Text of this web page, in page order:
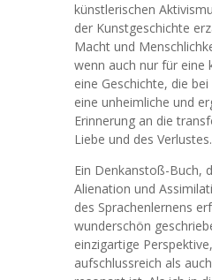
künstlerischen
der Kunstgeschichte
Macht und
wenn auch nur für eine
eine Geschichte, die
eine unheimliche und
Erinnerung an die
Liebe und des Verlustes.
Ein Denkanstoß-Buch,
Alienation und
des Sprachenlernens
wunderschön
einzigartige
aufschlussreich als